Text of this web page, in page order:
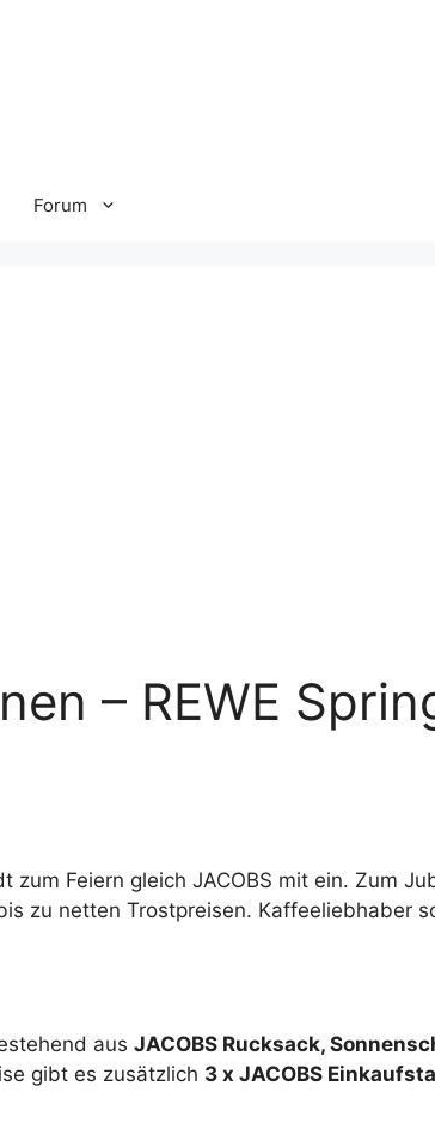
Forum
– REWE
zum Feiern gleich JACOBS mit ein. Zum
zu netten Trostpreisen. Kaffeeliebhaber
aus JACOBS Rucksack,
gibt es zusätzlich 3 x JACOBS